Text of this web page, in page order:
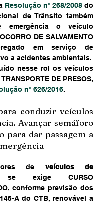
Resolução nº 268/2008 do
de Trânsito também
emergência o veículo
DE SALVAMENTO
em serviço de
a acidentes ambientais.
nesse rol os veículos
DE PRESOS,
nº 626/2016.
conduzir veículos
Avançar semáforo
para dar passagem a
de veículos de
exige CURSO
conforme previsão dos
A do CTB, renovável a